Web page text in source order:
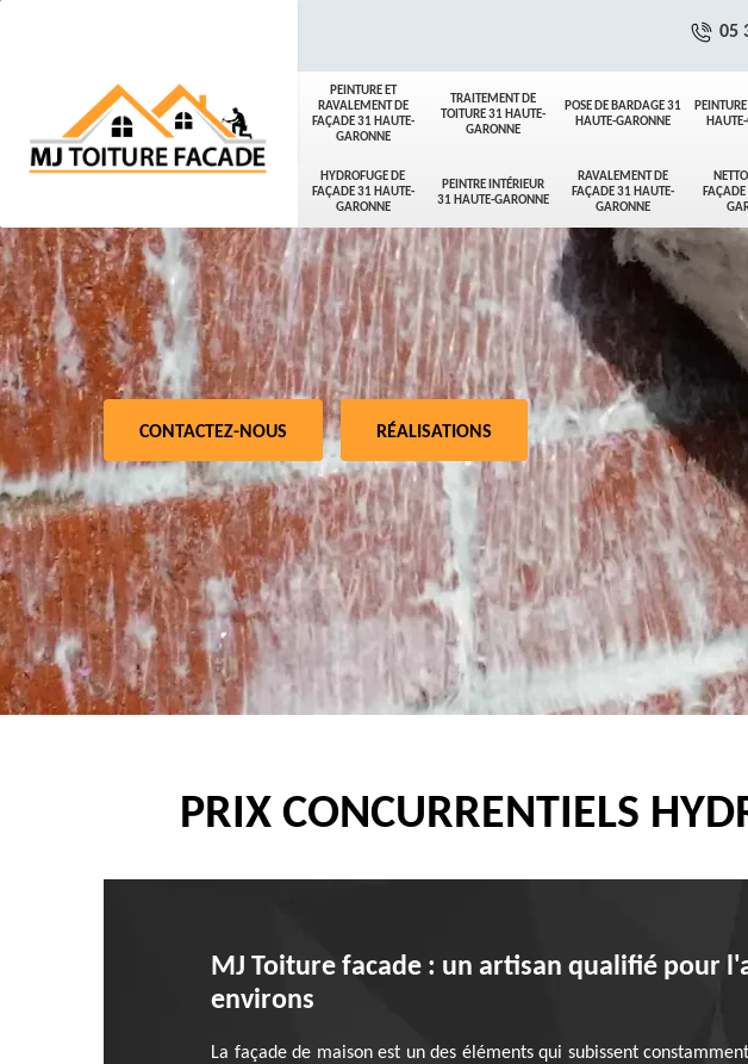
PEINTURE ET
RAVALEMENT DE
FAÇADE 31 HAUTE-
GARONNE
TRAITEMENT DE
TOITURE 31 HAUTE-
GARONNE
POSE DE BARDAGE 31
HAUTE-GARONNE
HYDROFUGE DE
FAÇADE 31 HAUTE-
GARONNE
PEINTRE INTÉRIEUR
31 HAUTE-GARONNE
RAVALEMENT DE
FAÇADE 31 HAUTE-
GARONNE
05
CONTACTEZ-NOUS RÉALISATIONS
PRIX CONCURRENTIELS
MJ Toiture facade : un artisan qualifié pour
environs
La façade de maison est un des éléments qui subissent